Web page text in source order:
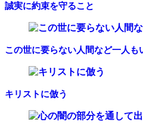
誠実に約束を守ること
この世に要らない人間など一人も
キリストに倣う